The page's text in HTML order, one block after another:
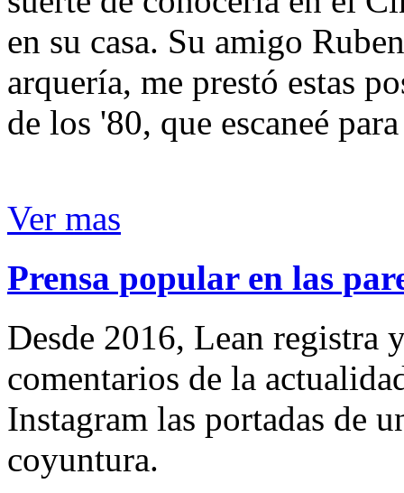
en su casa. Su amigo
arquería, me prestó estas
de los '80, que escaneé
Ver mas
Prensa popular en las
Desde 2016, Lean registra
comentarios de la
Instagram las portadas de
coyuntura.